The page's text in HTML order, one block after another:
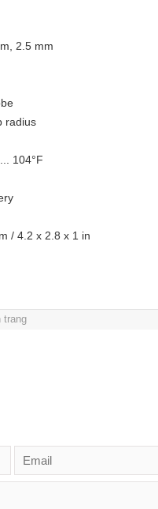
2.5 mm
radius
104°F
/ 4.2 x 2.8 x 1 in
trang